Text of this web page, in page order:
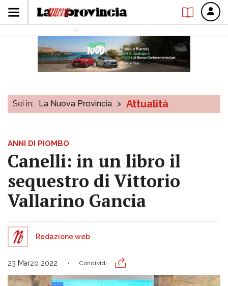
Sei in: La Nuova Provincia > Attualità
ANNI DI PIOMBO
Canelli: in un libro il
sequestro di Vittorio
Vallarino Gancia
Redazione web
23 Marzo 2022 Condividi